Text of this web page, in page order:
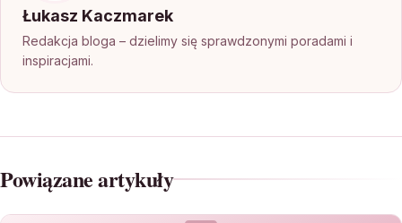
Łukasz Kaczmarek
Redakcja bloga – dzielimy się sprawdzonymi poradami i
inspiracjami.
Powiązane artykuły